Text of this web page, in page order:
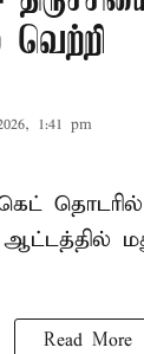
வெற்றி
1:41 pm
Read More